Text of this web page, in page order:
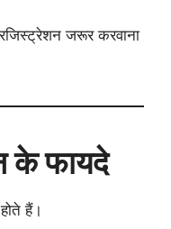
जरूर करवाना
के फायदे
हैं।